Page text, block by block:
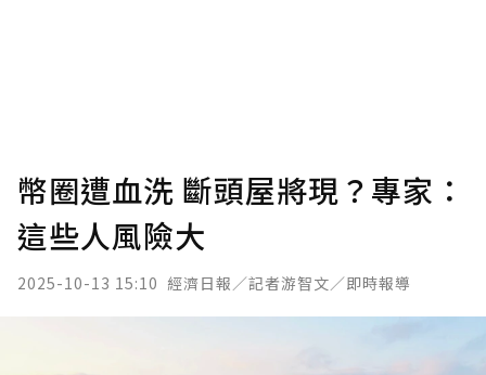
幣圈遭血洗 斷頭屋將現？專家：
這些人風險大
2025-10-13 15:10 經濟日報／記者游智文／即時報導